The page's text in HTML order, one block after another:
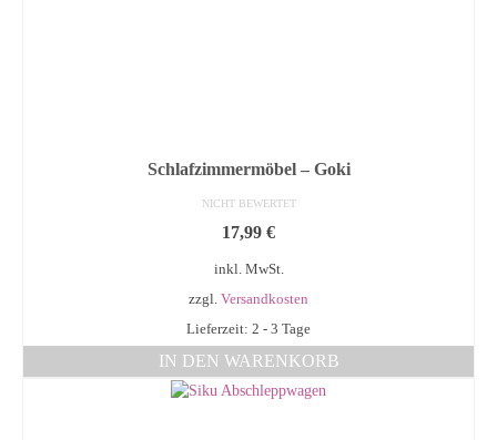
Schlafzimmermöbel – Goki
NICHT BEWERTET
17,99 €
inkl. MwSt.
zzgl. Versandkosten
Lieferzeit: 2 - 3 Tage
IN DEN WARENKORB